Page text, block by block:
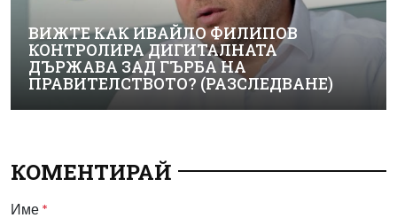
ВИЖТЕ КАК ИВАЙЛО ФИЛИПОВ
КОНТРОЛИРА ДИГИТАЛНАТА
ДЪРЖАВА ЗАД ГЪРБА НА
ПРАВИТЕЛСТВОТО? (РАЗСЛЕДВАНЕ)
КОМЕНТИРАЙ
Име *